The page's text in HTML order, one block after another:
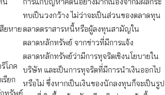
ยหาย
โภค
รียก
ทรัพย์
ทบเป็นวงกว้าง ไม่ว่าจะเป็นส่วนของตลาดทุน
ตลาดตราสารหนี้หรือผู้ลงทุนสามัญใน
ตลาดหลักทรัพย์ จากข่าวที่มีการแจ้ง
ตลาดหลักทรัพย์ว่ามีการทุจริตเชิงนโยบายใน
บริษัท และเป็นการทุจริตที่มีการนำเงินออกไป
หรือไม่ ซึ่งหากเป็นเงินของนักลงทุนก็จะเป็นรูป